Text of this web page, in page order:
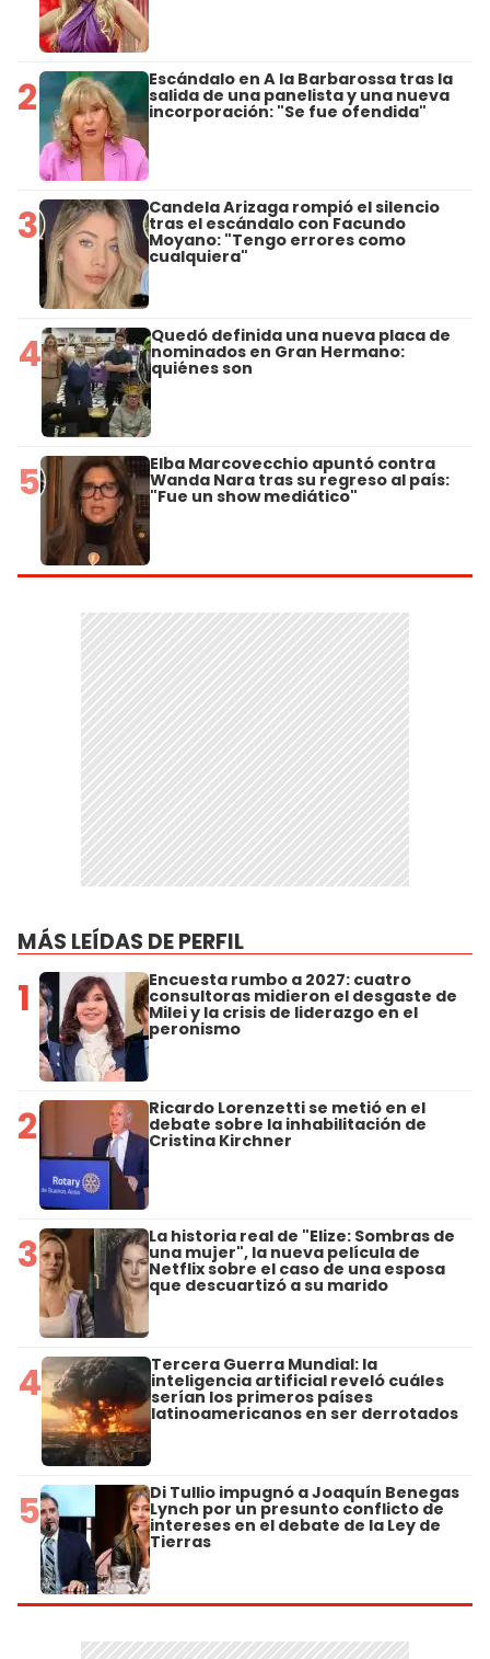
2 Escándalo en A la Barbarossa tras la
salida de una panelista y una nueva
incorporación: "Se fue ofendida"
3 Candela Arizaga rompió el silencio
tras el escándalo con Facundo
Moyano: "Tengo errores como
cualquiera"
4 Quedó definida una nueva placa de
nominados en Gran Hermano:
quiénes son
5 Elba Marcovecchio apuntó contra
Wanda Nara tras su regreso al país:
"Fue un show mediático"
MÁS LEÍDAS DE PERFIL
1 Encuesta rumbo a 2027: cuatro
consultoras midieron el desgaste de
Milei y la crisis de liderazgo en el
peronismo
2 Ricardo Lorenzetti se metió en el
debate sobre la inhabilitación de
Cristina Kirchner
3 La historia real de "Elize: Sombras de
una mujer", la nueva película de
Netflix sobre el caso de una esposa
que descuartizó a su marido
4 Tercera Guerra Mundial: la
inteligencia artificial reveló cuáles
serían los primeros países
latinoamericanos en ser derrotados
5 Di Tullio impugnó a Joaquín Benegas
Lynch por un presunto conflicto de
intereses en el debate de la Ley de
Tierras